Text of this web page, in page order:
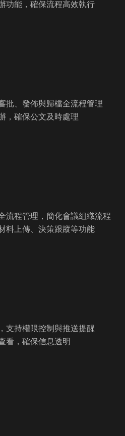
功能，確保流程高效執行
批、發佈與歸檔全流程管理
，確保公文及時處理
流程管理，簡化會議組織流程
料上傳、決策跟蹤等功能
支持權限控制與推送提醒
看，確保信息透明